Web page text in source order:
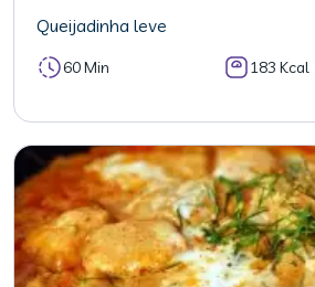
Queijadinha leve
60 Min 183 Kcal